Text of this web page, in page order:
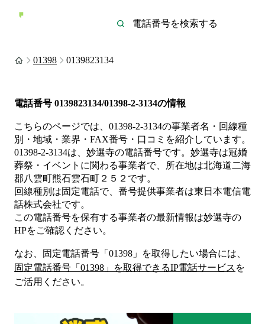
01398 0139823134
電話番号 0139823134/01398-2-3134の情報
こちらのページでは、 01398-2-3134の事業者名・回線種
別・地域・業界・FAX番号・口コミを紹介しています。
01398-2-3134は、 妙選寺の電話番号です。 妙選寺は冠婚
葬祭・イベント に関わる事業者で、所在地は北海道二海
郡八雲町熊石雲石町２５２ です。
回線種別は固定電話で、番号提供事業者は東日本電信電
話株式会社です。
この電話番号を保有する事業者の最新情報は妙選寺の
HPをご確認ください。
なお、固定電話番号「 01398 」を取得したい場合には、
固定電話番号「 01398 」を取得できるIP電話サービス を
ご活用ください。